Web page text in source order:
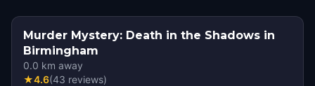
Murder Mystery: Death in the Shadows in
Birmingham
0.0 km away
★4.6(43 reviews)